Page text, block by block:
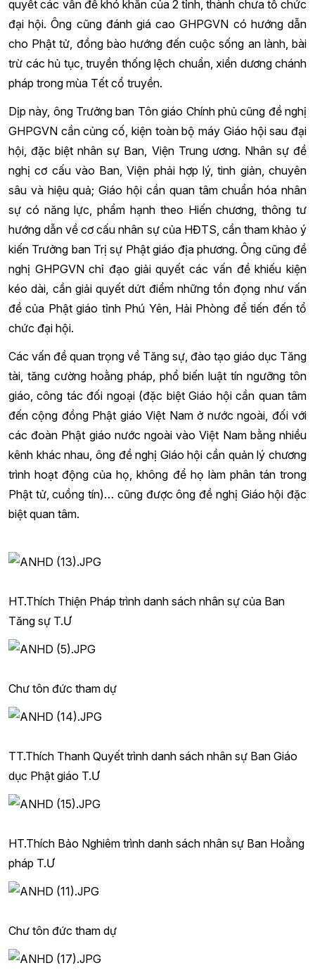
quyết các vấn đề khó khăn của 2 tỉnh, thành chưa tổ chức
đại hội. Ông cũng đánh giá cao GHPGVN có hướng dẫn
cho Phật tử, đồng bào hướng đến cuộc sống an lành, bài
trừ các hủ tục, truyền thống lệch chuẩn, xiển dương chánh
pháp trong mùa Tết cổ truyền.
Dịp này, ông Trưởng ban Tôn giáo Chính phủ cũng đề nghị
GHPGVN cần củng cố, kiện toàn bộ máy Giáo hội sau đại
hội, đặc biệt nhân sự Ban, Viện Trung ương. Nhân sự đề
nghị cơ cấu vào Ban, Viện phải hợp lý, tinh giản, chuyên
sâu và hiệu quả; Giáo hội cần quan tâm chuẩn hóa nhân
sự có năng lực, phẩm hạnh theo Hiến chương, thông tư
hướng dẫn về cơ cấu nhân sự của HĐTS, cần tham khảo ý
kiến Trưởng ban Trị sự Phật giáo địa phương. Ông cũng đề
nghị GHPGVN chỉ đạo giải quyết các vấn đề khiếu kiện
kéo dài, cần giải quyết dứt điểm những tồn đọng như vấn
đề của Phật giáo tỉnh Phú Yên, Hải Phòng để tiến đến tổ
chức đại hội.
Các vấn đề quan trọng về Tăng sự, đào tạo giáo dục Tăng
tài, tăng cường hoằng pháp, phổ biến luật tín ngưỡng tôn
giáo, công tác đối ngoại (đặc biệt Giáo hội cần quan tâm
đến cộng đồng Phật giáo Việt Nam ở nước ngoài, đối với
các đoàn Phật giáo nước ngoài vào Việt Nam bằng nhiều
kênh khác nhau, ông đề nghị Giáo hội cần quản lý chương
trình hoạt động của họ, không để họ làm phân tán trong
Phật tử, cuồng tín)… cũng được ông đề nghị Giáo hội đặc
biệt quan tâm.
HT.Thích Thiện Pháp trình danh sách nhân sự của Ban
Tăng sự T.Ư
Chư tôn đức tham dự
TT.Thích Thanh Quyết trình danh sách nhân sự Ban Giáo
dục Phật giáo T.Ư
HT.Thích Bảo Nghiêm trình danh sách nhân sự Ban Hoằng
pháp T.Ư
Chư tôn đức tham dự